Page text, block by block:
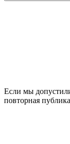
Если мы
повторная